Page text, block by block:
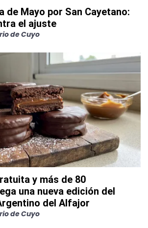
de Mayo por San Cayetano:
el ajuste
de Cuyo
y más de 80
una nueva edición del
del Alfajor
de Cuyo